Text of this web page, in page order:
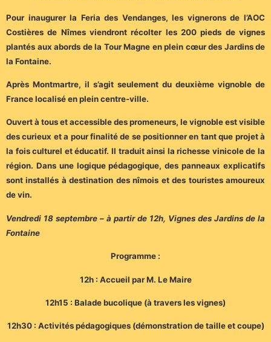
Pour inaugurer la Feria des Vendanges, les vignerons de l’AOC
Costières de Nîmes viendront récolter les 200 pieds de vignes
plantés aux abords de la Tour Magne en plein cœur des Jardins de
la Fontaine.
Après Montmartre, il s’agit seulement du deuxième vignoble de
France localisé en plein centre-ville.
Ouvert à tous et accessible des promeneurs, le vignoble est visible
des curieux et a pour finalité de se positionner en tant que projet à
la fois culturel et éducatif. Il traduit ainsi la richesse vinicole de la
région. Dans une logique pédagogique, des panneaux explicatifs
sont installés à destination des nîmois et des touristes amoureux
de vin.
Vendredi 18 septembre – à partir de 12h, Vignes des Jardins de la
Fontaine
Programme :
12h : Accueil par M. Le Maire
12h15 : Balade bucolique (à travers les vignes)
12h30 : Activités pédagogiques (démonstration de taille et coupe)